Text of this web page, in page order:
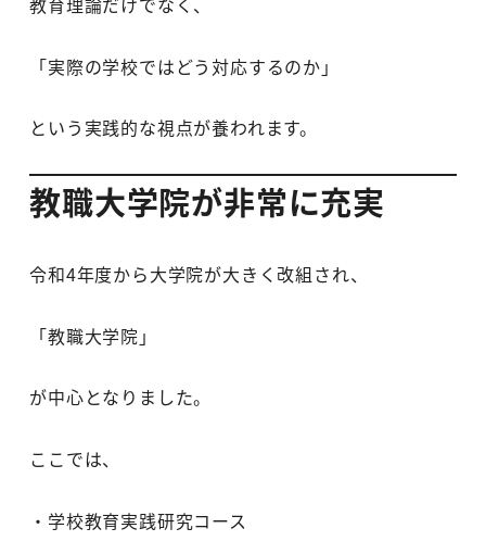
「実際の学校ではどう対応するのか」
という実践的な視点が養われます。
教職大学院が非常に充実
令和4年度から大学院が大きく改組され、
「教職大学院」
が中心となりました。
ここでは、
・学校教育実践研究コース